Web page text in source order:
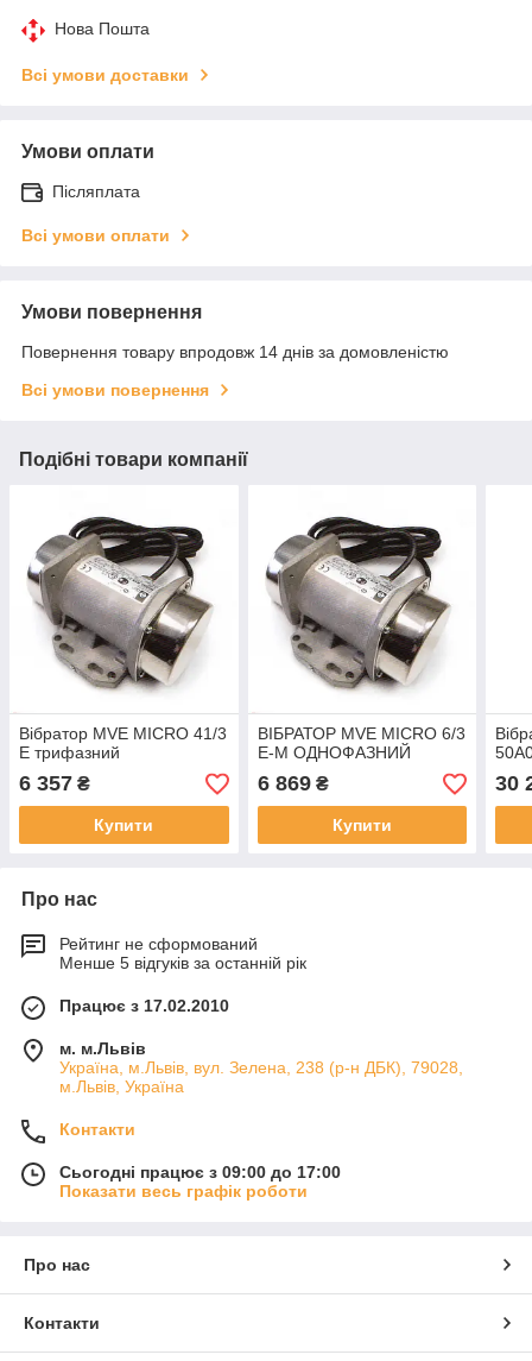
Нова Пошта
Всі умови доставки
Умови оплати
Післяплата
Всі умови оплати
Умови повернення
Повернення товару впродовж 14 днів за домовленістю
Всі умови повернення
Подібні товари компанії
Вібратор MVE MICRO 41/3
E трифазний
6 357 ₴
Купити
ВІБРАТОР MVE MICRO 6/3
E-M ОДНОФАЗНИЙ
6 869₴
Купити
30
Про нас
Рейтинг не сформований
Менше 5 відгуків за останній рік
Працює з 17.02.2010
м. м.Львів
Україна, м.Львів, вул. Зелена, 238 (р-н ДБК), 79028,
м.Львів, Україна
Контакти
Сьогодні працює з 09:00 до 17:00
Показати весь графік роботи
Про нас
Контакти